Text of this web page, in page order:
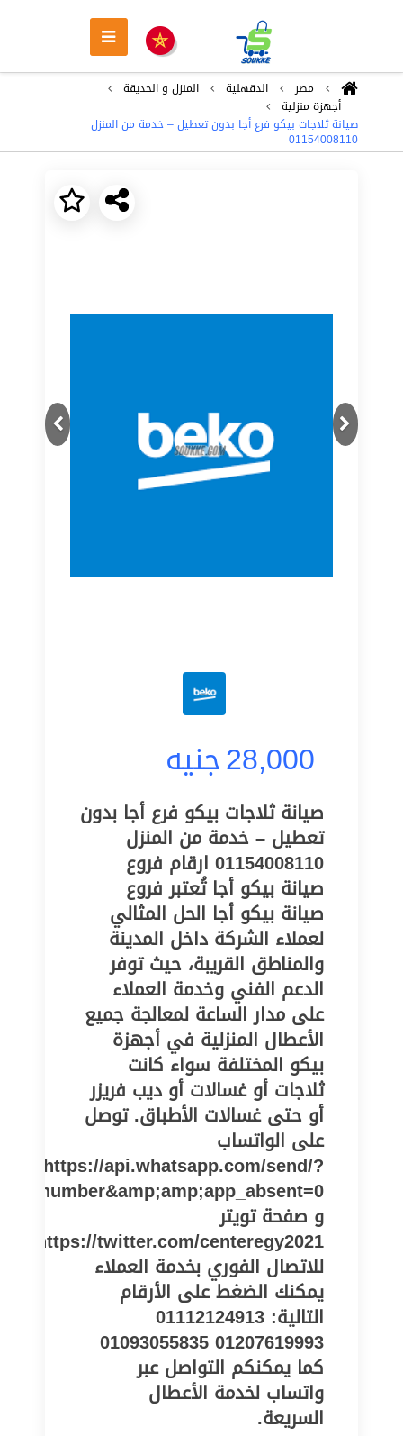
مصر الدقهلية
المنزل و الحديقة
أجهزة منزلية
صيانة ثلاجات بيكو فرع أجا بدون تعطيل – خدمة من المنزل
01154008110
Previous
Next
28,000جنيه
صيانة ثلاجات بيكو فرع أجا بدون
تعطيل – خدمة من المنزل
01154008110 ارقام فروع
صيانة بيكو أجا تُعتبر فروع
صيانة بيكو أجا الحل المثالي
لعملاء الشركة داخل المدينة
والمناطق القريبة، حيث توفر
الدعم الفني وخدمة العملاء
على مدار الساعة لمعالجة جميع
الأعطال المنزلية في أجهزة
بيكو المختلفة سواء كانت
ثلاجات أو غسالات أو ديب فريزر
أو حتى غسالات الأطباق. توصل
على الواتساب
https://api.whatsapp.com/send/?
و صفحة تويتر
https://twitter.com/centeregy2021
للاتصال الفوري بخدمة العملاء
يمكنك الضغط على الأرقام
التالية: 01112124913
01207619993 01093055835
كما يمكنكم التواصل عبر
واتساب لخدمة الأعطال
السريعة.